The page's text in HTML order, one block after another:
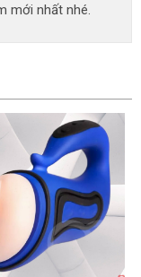
mới nhất nhé.